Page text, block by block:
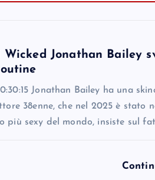
Wicked Jonathan Bailey
Jonathan Bailey ha una
38enne, che nel 2025 è stato
più sexy del mondo, insiste sul